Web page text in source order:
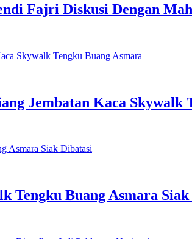
Fajri Diskusi Dengan
Jembatan Kaca Skywalk
Tengku Buang Asmara